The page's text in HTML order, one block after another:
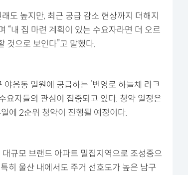
도 높지만, 최근 공급 감소 현상까지 더해지
“내 집 마련 계획이 있는 수요자라면 더 오르
것으로 보인다”고 말했다.
음동 일원에 공급하는 ‘번영로 하늘채 라크
요자들의 관심이 집중되고 있다. 청약 일정은
에 2순위 청약이 진행될 예정이다.
규모 브랜드 아파트 밀집지역으로 조성중으
히 울산 내에서도 주거 선호도가 높은 남구